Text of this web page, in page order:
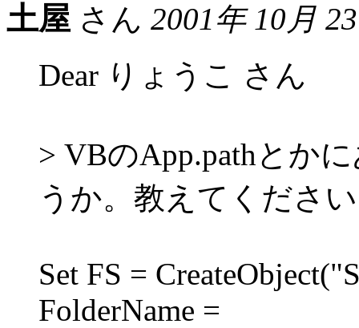
土屋 さん 2001年 10月
Dear りょうこ さん
> VBのApp.pathとか
うか。教えてくださ
Set FS =
FolderName =